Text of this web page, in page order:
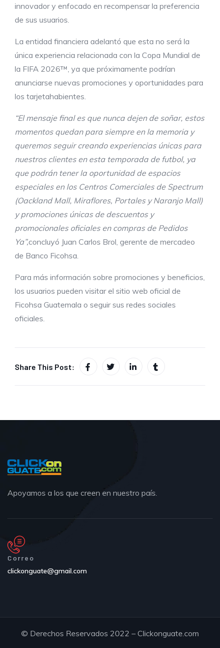
innovador y enfocado en recompensar la preferencia
de sus usuarios.
La entidad financiera adelantó que esta no será la
única experiencia relacionada con la Copa Mundial de
la FIFA 2026™, ya que próximamente podrían
anunciarse nuevas promociones y oportunidades para
los tarjetahabientes.
“El mensaje final es que nunca dejen de soñar, estos
momentosquedan para siempre en la memoria y
queremos seguir creando experiencias únicas para
nuestros clientes en esta temporada de futbol, ya
que podrán tener la oportunidad de espacios
especiales en los Centros Comerciales de Spectrum
(Oackland Mall, Miraflores, Portales y Naranjo Mall)
y promociones únicas de descuentos y
promocionales oficiales en compras de Pedidos
Ya”,concluyó Juan Carlos Brol, gerente de mercadeo
de Banco Ficohsa.
Para más información sobre promociones y beneficios,
los usuarios pueden visitar el sitio web oficial de
Ficohsa Guatemala o seguir sus redes sociales
oficiales.
Share This Post:
Apoyamos a los que creen en nuestro país.
Correo
clickonguate@gmail.com
© Derechos Reservados 2022 – Clickonguate.com